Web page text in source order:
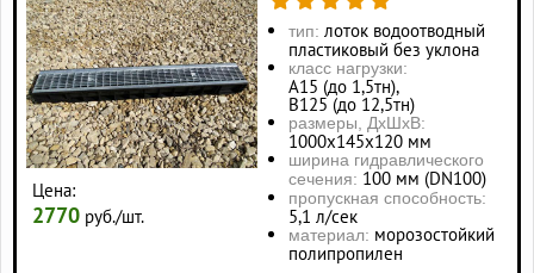
Цена:
2770 руб./шт.
тип: лоток водоотводный
пластиковый без уклона
класс нагрузки:
А15 (до 1,5тн),
В125 (до 12,5тн)
размеры, ДхШхВ:
1000х145х120 мм
ширина гидравлического
сечения: 100 мм (DN100)
пропускная способность:
5,1 л/сек
материал: морозостойкий
полипропилен